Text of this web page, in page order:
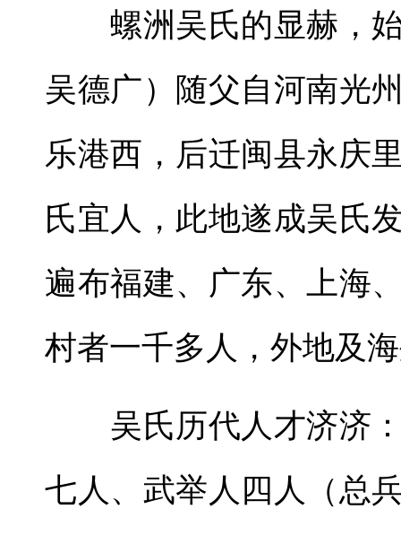
螺洲吴氏的显赫，始
吴德广）随父自河南光
乐港西，后迁闽县永庆
氏宜人，此地遂成吴氏
遍布福建、广东、上海
村者一千多人，外地及
吴氏历代人才济济：
七人、武举人四人（总